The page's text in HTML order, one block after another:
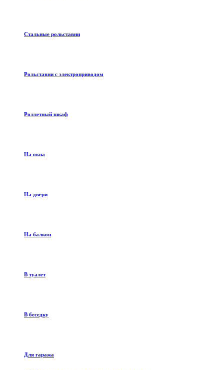
Стальные рольставни
Рольставни с электроприводом
Роллетный шкаф
На окна
На двери
На балкон
В туалет
В беседку
Для гаража